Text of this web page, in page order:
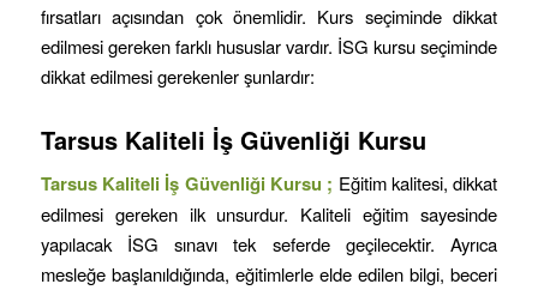
fırsatları açısından çok önemlidir. Kurs seçiminde dikkat
edilmesi gereken farklı hususlar vardır. İSG kursu seçiminde
dikkat edilmesi gerekenler şunlardır:
Tarsus Kaliteli İş Güvenliği Kursu
Tarsus Kaliteli İş Güvenliği Kursu ; Eğitim kalitesi, dikkat
edilmesi gereken ilk unsurdur. Kaliteli eğitim sayesinde
yapılacak İSG sınavı tek seferde geçilecektir. Ayrıca
mesleğe başlanıldığında, eğitimlerle elde edilen bilgi, beceri